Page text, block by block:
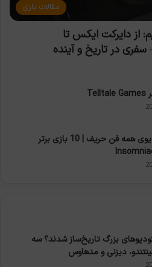
مقالات بازی
از دایرکت ایکس تا
در تاریخ و آینده
این استودیوی همه فن حریف | 10 بازی برتر
بزرگ تاریخ‌ساز شدند؟ سه
دیزنی و مدهاوس